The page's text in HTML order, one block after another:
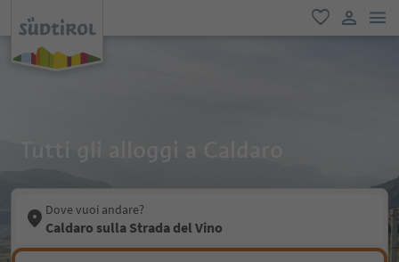
favoriti
user link
Dove vuoi andare?
Caldaro sulla Strada del Vino